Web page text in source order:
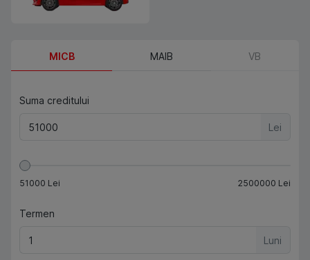
MICB MAIB VB
Suma creditului
Lei
51000 Lei 2500000 Lei
Termen
Luni